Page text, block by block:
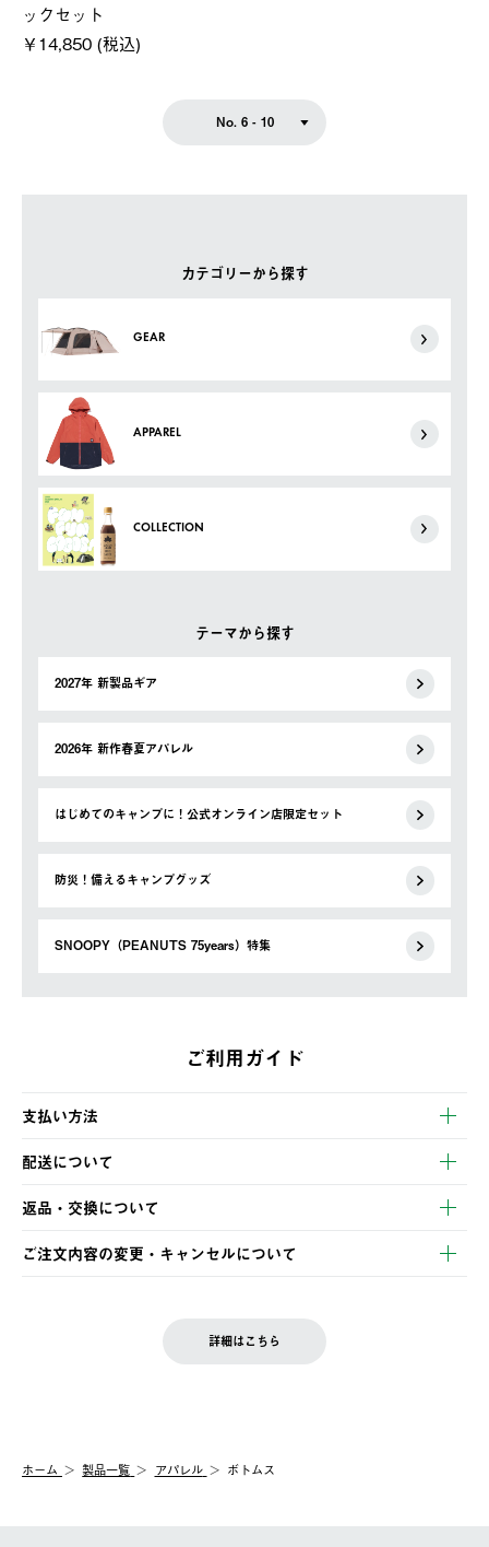
カテゴリーから探す
GEAR
APPAREL
COLLECTION
テーマから探す
2027年 新製品ギア
2026年 新作春夏アパレル
はじめてのキャンプに！公式オンライン店限定セット
防災！備えるキャンプグッズ
SNOOPY（PEANUTS 75years）特集
ックセット
￥14,850 (税込)
No. 6 - 10
ご利用ガイド
支払い方法
以下のいずれかの方法でお支払いいただけます。
・クレジットカード決済
・コンビニ決済
・Pay-easy決済
配送について
【発送スケジュール】
ご注文・ご入金完了より2営業日以内に商品を発送いたします。
土日祝の発送はございませんので、木曜日以降のご注文は週明け
の発送となる場合がございます。
【配送業者】
佐川急便にて配送されます。
返品・交換について
※お客様都合の場合
お客様都合の返品にかかる送料は、お客様ご負担とさせていただ
む）は受け付けておりません。
一度お手元の商品を返品いただき、ご希望商品を再注文してくだ
ご注文内容の変更・キャンセルについて
LOGOS FAMILY会員の方は、会員マイページ内 購入履歴画面に
詳細はこちら
ホーム 製品一覧 アパレル ボトムス